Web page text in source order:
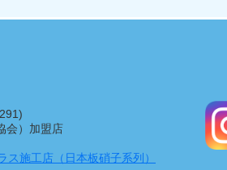
会）加盟店
施工店（日本板硝子系列）